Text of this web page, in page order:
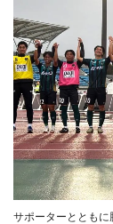
サポーターととも